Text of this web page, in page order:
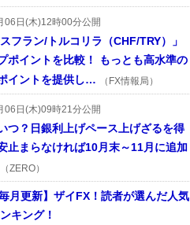
06日(木)12時00分公開
フラン/トルコリラ（CHF/TRY）」
ポイントを比較！ もっとも高水準の
イントを提供し…
（FX情報局）
06日(木)09時21分公開
つ？日銀利上げペース上げざるを得
止まらなければ10月末～11月に追加
（ZERO）
毎月更新】ザイFX！読者が選んだ人気
キング！